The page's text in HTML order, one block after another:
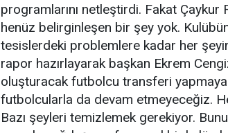
programlarını netleştirdi. Fakat
henüz belirginleşen bir şey yok.
tesislerdeki problemlere kadar her
rapor hazırlayarak başkan Ekrem
oluşturacak futbolcu transferi
futbolcularla da devam etmeyeceğiz.
Bazı şeyleri temizlemek gerekiyor.